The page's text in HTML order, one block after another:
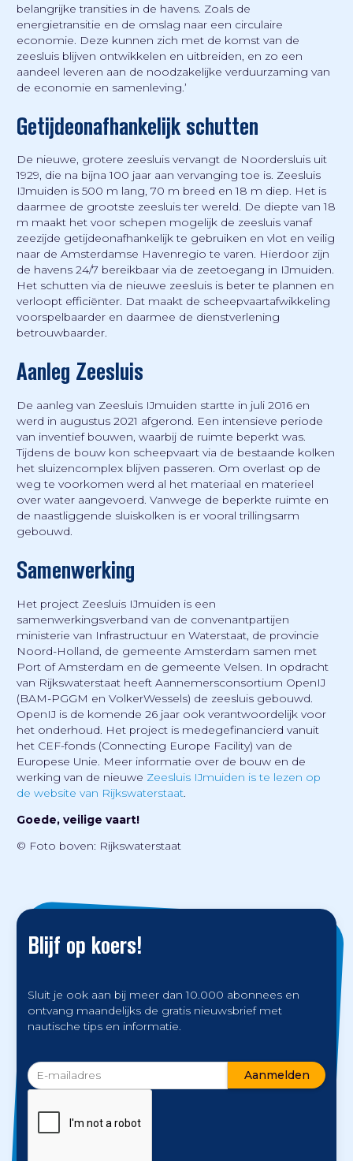
belangrijke transities in de havens. Zoals de
energietransitie en de omslag naar een circulaire
economie. Deze kunnen zich met de komst van de
zeesluis blijven ontwikkelen en uitbreiden, en zo een
aandeel leveren aan de noodzakelijke verduurzaming van
de economie en samenleving.’
Getijdeonafhankelijk schutten
De nieuwe, grotere zeesluis vervangt de Noordersluis uit
1929, die na bijna 100 jaar aan vervanging toe is. Zeesluis
IJmuiden is 500 m lang, 70 m breed en 18 m diep. Het is
daarmee de grootste zeesluis ter wereld. De diepte van 18
m maakt het voor schepen mogelijk de zeesluis vanaf
zeezijde getijdeonafhankelijk te gebruiken en vlot en veilig
naar de Amsterdamse Havenregio te varen. Hierdoor zijn
de havens 24/7 bereikbaar via de zeetoegang in IJmuiden.
Het schutten via de nieuwe zeesluis is beter te plannen en
verloopt efficiënter. Dat maakt de scheepvaartafwikkeling
voorspelbaarder en daarmee de dienstverlening
betrouwbaarder.
Aanleg Zeesluis
De aanleg van Zeesluis IJmuiden startte in juli 2016 en
werd in augustus 2021 afgerond. Een intensieve periode
van inventief bouwen, waarbij de ruimte beperkt was.
Tijdens de bouw kon scheepvaart via de bestaande kolken
het sluizencomplex blijven passeren. Om overlast op de
weg te voorkomen werd al het materiaal en materieel
over water aangevoerd. Vanwege de beperkte ruimte en
de naastliggende sluiskolken is er vooral trillingsarm
gebouwd.
Samenwerking
Het project Zeesluis IJmuiden is een
samenwerkingsverband van de convenantpartijen
ministerie van Infrastructuur en Waterstaat, de provincie
Noord-Holland, de gemeente Amsterdam samen met
Port of Amsterdam en de gemeente Velsen. In opdracht
van Rijkswaterstaat heeft Aannemersconsortium OpenIJ
(BAM-PGGM en VolkerWessels) de zeesluis gebouwd.
OpenIJ is de komende 26 jaar ook verantwoordelijk voor
het onderhoud. Het project is medegefinancierd vanuit
het CEF-fonds (Connecting Europe Facility) van de
Europese Unie. Meer informatie over de bouw en de
werking van de nieuwe Zeesluis IJmuiden is te lezen op
de website van Rijkswaterstaat
Goede, veilige vaart!
© Foto boven: Rijkswaterstaat
Blijf op koers!
Sluit je ook aan bij meer dan 10.000 abonnees en
ontvang maandelijks de gratis nieuwsbrief met
nautische tips en informatie.